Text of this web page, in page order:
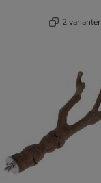
2 varianter